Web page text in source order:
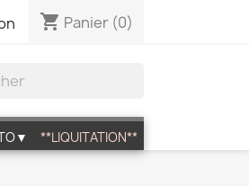
shopping_cart Panier (0)
**LIQUITATION**